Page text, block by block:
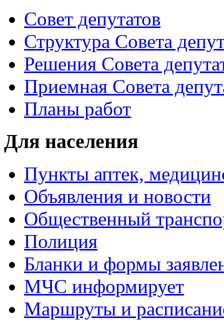
Совет депутатов
Структура Совета
Решения Совета
Приемная Совета
Планы работ
Для населения
Пункты аптек,
Объявления и новости
Общественный
Полиция
Бланки и формы
МЧС информирует
Маршруты и